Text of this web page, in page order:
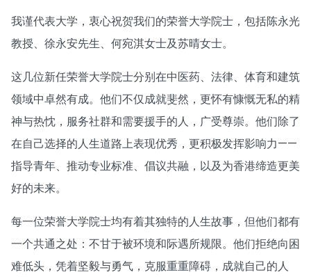
我谨代表大学，衷心祝贺我们的荣誉大学院士，包括陈永光
教授、徐永安先生、何宛淇女士及苏晴女士。
这几位新任荣誉大学院士分别在中医药、法律、体育和建筑
领域中卓然有成。他们不仅成就斐然，更怀有慷慨无私的精
神与热忱，服务社群和需要援手的人，广受尊崇。他们除了
在自己选择的人生道路上表现优秀，更积极发挥影响力——
指导青年、推动专业标准、倡议共融，以及为香港缔造更美
好的未来。
每一位荣誉大学院士均有着其独特的人生故事，但他们都有
一个共通之处：不甘于被环境和际遇所规限。他们拒绝向困
难低头，凭着坚毅与勇气，克服重重障碍，成就自己的人